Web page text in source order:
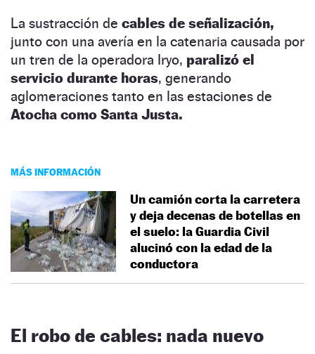
La sustracción de cables de señalización,
junto con una avería en la catenaria causada por
un tren de la operadora Iryo, paralizó el
servicio durante horas, generando
aglomeraciones tanto en las estaciones de
Atocha como Santa Justa.
MÁS INFORMACIÓN
Un camión corta la carretera
y deja decenas de botellas en
el suelo: la Guardia Civil
alucinó con la edad de la
conductora
El robo de cables: nada nuevo